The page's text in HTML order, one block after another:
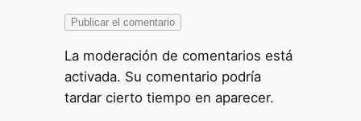
La moderación de comentarios está
activada. Su comentario podría
tardar cierto tiempo en aparecer.